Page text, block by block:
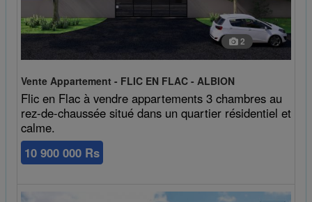
2
Vente Appartement - FLIC EN FLAC - ALBION
Flic en Flac à vendre appartements 3 chambres au
rez-de-chaussée situé dans un quartier résidentiel et
calme.
10 900 000 Rs